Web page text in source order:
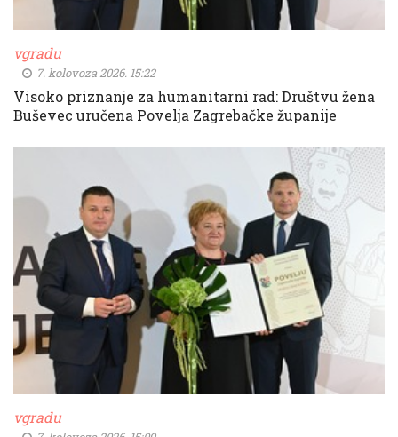
vgradu
7. kolovoza 2026. 15:22
Visoko priznanje za humanitarni rad: Društvu žena
Buševec uručena Povelja Zagrebačke županije
vgradu